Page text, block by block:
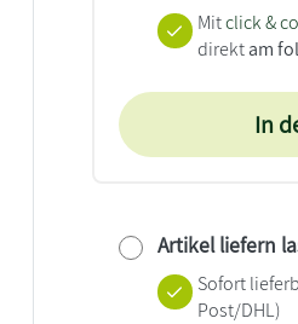
Mitclick &
direktam
In
Artikel liefern
Sofort
Post/DHL)